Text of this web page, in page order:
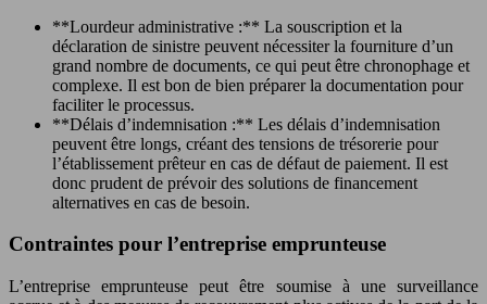
**Lourdeur administrative :** La souscription et la
déclaration de sinistre peuvent nécessiter la fourniture d’un
grand nombre de documents, ce qui peut être chronophage et
complexe. Il est bon de bien préparer la documentation pour
faciliter le processus.
**Délais d’indemnisation :** Les délais d’indemnisation
peuvent être longs, créant des tensions de trésorerie pour
l’établissement prêteur en cas de défaut de paiement. Il est
donc prudent de prévoir des solutions de financement
alternatives en cas de besoin.
Contraintes pour l’entreprise emprunteuse
L’entreprise emprunteuse peut être soumise à une surveillance